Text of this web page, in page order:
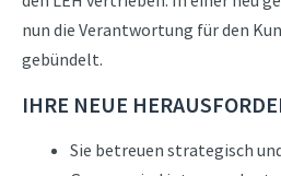
nun die Verantwortung für den
gebündelt.
IHRE NEUE
Sie betreuen strategisch